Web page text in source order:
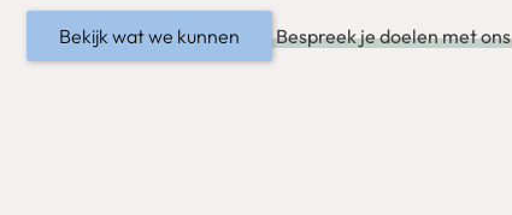
Bekijk wat we kunnen Bespreek je doelen met ons